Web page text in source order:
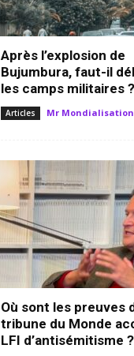
Après l’explosion de
Bujumbura, faut-il
les camps militaires ?
Articles Mr Mondialisation
Où sont les preuves
tribune du Monde
LFI d’antisémitisme ?